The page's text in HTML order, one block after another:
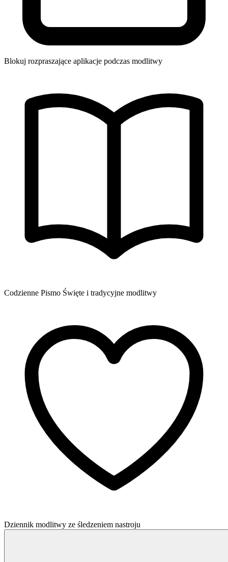
Blokuj rozpraszające aplikacje podczas modlitwy
Codzienne Pismo Święte i tradycyjne modlitwy
Dziennik modlitwy ze śledzeniem nastroju